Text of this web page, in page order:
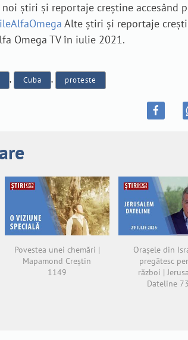
știri și reportaje creștine accesând
Alte știri și reportaje
Omega TV în iulie 2021.
, Cuba , proteste
Povestea unei chemări |
Mapamond Creștin
1149
Orașele din
pregătesc
război |
Dateline